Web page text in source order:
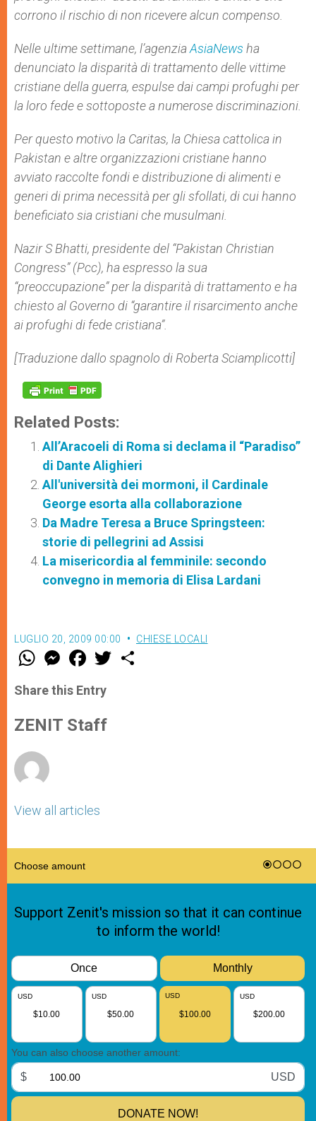
corrono il rischio di non ricevere alcun compenso.
Nelle ultime settimane, l’agenziaAsiaNews ha
denunciato la disparità di trattamento delle vittime
cristiane della guerra, espulse dai campi profughi per
la loro fede e sottoposte a numerose discriminazioni.
Per questo motivo la Caritas, la Chiesa cattolica in
Pakistan e altre organizzazioni cristiane hanno
avviato raccolte fondi e distribuzione di alimenti e
generi di prima necessità per gli sfollati, di cui hanno
beneficiato sia cristiani che musulmani.
Nazir S Bhatti, presidente del “Pakistan Christian
Congress” (Pcc), ha espresso la sua
“preoccupazione” per la disparità di trattamento e ha
chiesto al Governo di “garantire il risarcimento anche
ai profughi di fede cristiana”.
[Traduzione dallo spagnolo di Roberta Sciamplicotti]
Related Posts:
All’Aracoeli di Roma si declama il “Paradiso”
di Dante Alighieri
All'università dei mormoni, il Cardinale
George esorta alla collaborazione
Da Madre Teresa a Bruce Springsteen:
storie di pellegrini ad Assisi
La misericordia al femminile: secondo
convegno in memoria di Elisa Lardani
LUGLIO 20, 2009 00:00 CHIESE LOCALI
W
t
s
p
p
M
e
s
e
g
e
F
a
e
b
o
k
w
Share this Entry
ZENIT Staff
View all articles